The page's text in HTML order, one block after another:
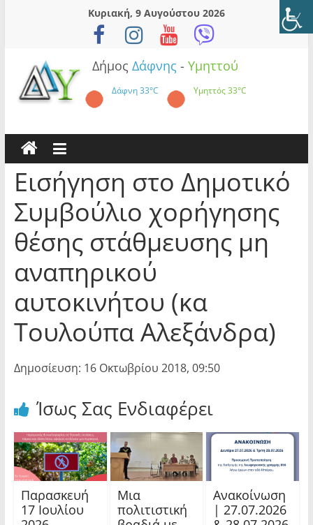
Κυριακή, 9 Αυγούστου 2026
Δήμος Δάφνης - Υμηττού
Δάφνη33°C Υμηττός33°C
Εισήγηση στο Δημοτικό
Συμβούλιο χορήγησης
θέσης στάθμευσης μη
αναπηρικού
αυτοκινήτου (κα
Τουλούπα Αλεξάνδρα)
Δημοσίευση: 16 Οκτωβρίου 2018, 09:50
Ίσως Σας Ενδιαφέρει
Παρασκευή
17 Ιουλίου
Μια
πολιτιστική
Ανακοίνωση
| 27.07.2026